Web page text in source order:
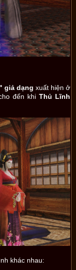
giả dạng xuất hiện ở
đến khi Thủ Lĩnh
khác nhau: